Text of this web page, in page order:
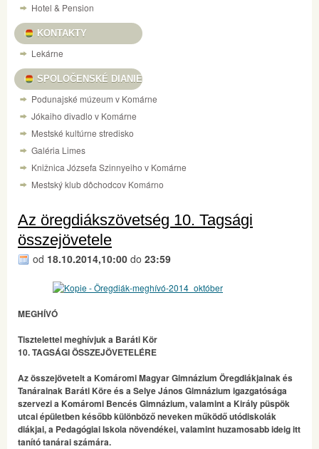
Hotel & Pension
KONTAKTY
Lekárne
SPOLOČENSKÉ DIANIE
Podunajské múzeum v Komárne
Jókaiho divadlo v Komárne
Mestské kultúrne stredisko
Galéria Limes
Knižnica Józsefa Szinnyeiho v Komárne
Mestský klub dôchodcov Komárno
Az öregdiákszövetség 10. Tagsági
összejövetele
od 18.10.2014,10:00 do 23:59
MEGHÍVÓ
Tisztelettel meghívjuk a Baráti Kör
10. TAGSÁGI ÖSSZEJÖVETELÉRE
Az összejövetelt a Komáromi Magyar Gimnázium Öregdiákjainak és
Tanárainak Baráti Köre és a Selye János Gimnázium igazgatósága
szervezi a Komáromi Bencés Gimnázium, valamint a Király püspök
utcai épületben később különböző neveken működő utódiskolák
diákjai, a Pedagógiai Iskola növendékei, valamint huzamosabb ideig itt
tanító tanárai számára.